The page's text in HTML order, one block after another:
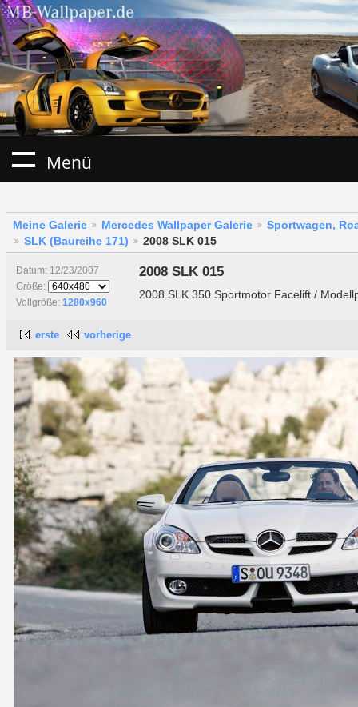
Menü
Meine Galerie Mercedes Wallpaper Galerie
Sportwagen,
SLK (Baureihe 171)
2008 SLK 015
Datum: 12/23/2007
Größe:
Vollgröße: 1280x960
2008 SLK 015
2008 SLK 350 Sportmotor Facelift /
erste vorherige